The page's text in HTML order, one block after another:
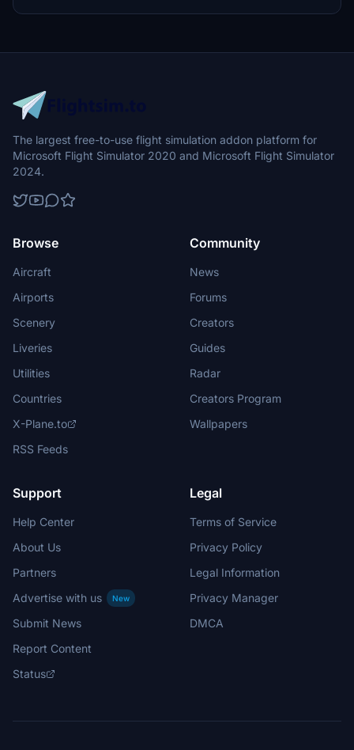
The largest free-to-use flight simulation addon platform for
Microsoft Flight Simulator 2020 and Microsoft Flight Simulator
2024.
Browse
Aircraft
Airports
Scenery
Liveries
Utilities
Countries
X-Plane.to
RSS Feeds
Community
News
Forums
Creators
Guides
Radar
Creators Program
Wallpapers
Support
Help Center
About Us
Partners
Advertise with us
New
Submit News
Report Content
Status
Legal
Terms of Service
Privacy Policy
Legal Information
Privacy Manager
DMCA